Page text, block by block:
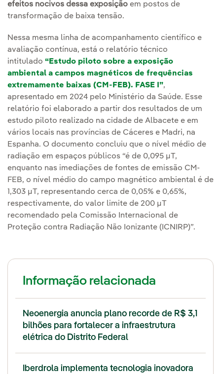
efeitos nocivos dessa exposição em postos de
transformação de baixa tensão.
Nessa mesma linha de acompanhamento científico e
avaliação contínua, está o relatório técnico
intitulado “Estudo piloto sobre a exposição
ambiental a campos magnéticos de frequências
extremamente baixas (CM-FEB). FASE I”,
apresentado em 2024 pelo Ministério da Saúde. Esse
relatório foi elaborado a partir dos resultados de um
estudo piloto realizado na cidade de Albacete e em
vários locais nas províncias de Cáceres e Madri, na
Espanha. O documento concluiu que o nível médio de
radiação em espaços públicos “é de 0,095 µT,
enquanto nas imediações de fontes de emissão CM-
FEB, o nível médio do campo magnético ambiental é de
1,303 µT, representando cerca de 0,05% e 0,65%,
respectivamente, do valor limite de 200 µT
recomendado pela Comissão Internacional de
Proteção contra Radiação Não Ionizante (ICNIRP)”.
Informação relacionada
Neoenergia anuncia plano recorde de R$ 3,1
bilhões para fortalecer a infraestrutura
elétrica do Distrito Federal
Iberdrola implementa tecnologia inovadora